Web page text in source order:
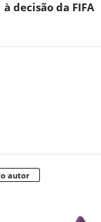
à decisão da FIFA
autor